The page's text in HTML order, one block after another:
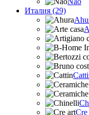
Италия (29)
Cre